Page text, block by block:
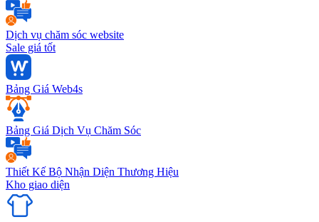
Dịch vụ chăm sóc website
Sale giá tốt
Bảng Giá Web4s
Bảng Giá Dịch Vụ Chăm Sóc
Thiết Kế Bộ Nhận Diện Thương Hiệu
Kho giao diện